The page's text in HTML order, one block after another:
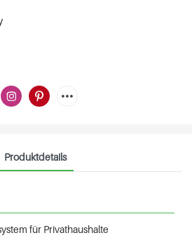
Produktdetails
für Privathaushalte